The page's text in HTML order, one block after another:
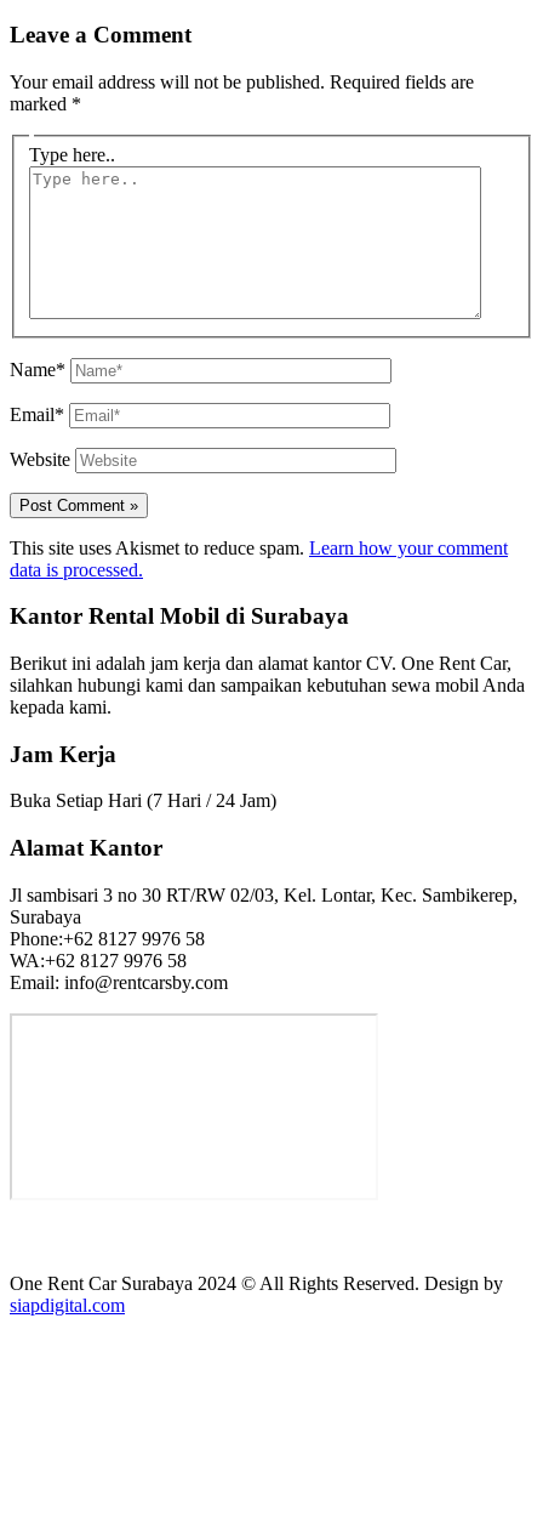
Leave a Comment
Your email address will not be published. Required fields are
marked *
Type here..
Name*
Email*
Website
This site uses Akismet to reduce spam. Learn how your comment
data is processed.
Kantor Rental Mobil di Surabaya
Berikut ini adalah jam kerja dan alamat kantor CV. One Rent Car,
silahkan hubungi kami dan sampaikan kebutuhan sewa mobil Anda
kepada kami.
Jam Kerja
Buka Setiap Hari (7 Hari / 24 Jam)
Alamat Kantor
Jl sambisari 3 no 30 RT/RW 02/03, Kel. Lontar, Kec. Sambikerep,
Surabaya
Phone:+62 8127 9976 58
WA:+62 8127 9976 58
Email: info@rentcarsby.com
One Rent Car Surabaya 2024 © All Rights Reserved. Design by
siapdigital.com